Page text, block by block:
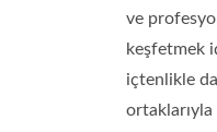
ve
keşfetmek
içtenlikle
ortaklarıyla